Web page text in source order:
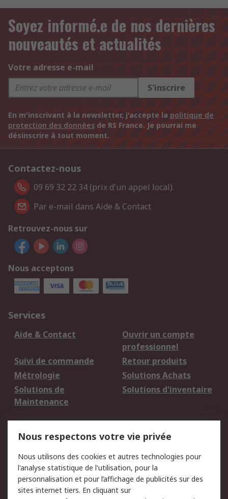
Soyez informé.e de nos dernières
nouveautés et actualités
Votre adresse e-mail
S'inscrire
En m'inscrivant à la newsletter, j'accepte la politique de
protection des données de RS France. Je pourrai me
désinscrire à tout moment.
Contactez-nous
09 69 32 22 34 (prix d'un appel local).
Par e-mail dans Aide & Contact
Retrouvez-nous sur
Nous acceptons
Services
Aide & Contact
Ouvrir un compte
professionnel
Suivi de commande
Retour produits
Métrologie
Solutions Achats
Solutions de
Maintenance
Solutions d'inventaire
du site
Politique de protection
des données - Mise à
Sécurité des E-mails
Nous respectons votre vie privée
Nous utilisons des cookies et autres technologies pour
l'analyse statistique de l'utilisation, pour la
personnalisation et pour l’affichage de publicités sur des
sites internet tiers. En cliquant sur